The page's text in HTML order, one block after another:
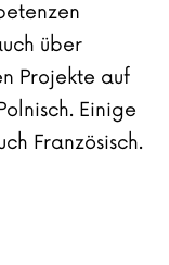
über
Projekte auf
Einige
Französisch.